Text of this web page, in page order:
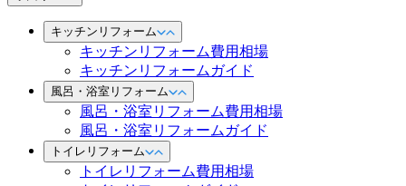
キッチンリフォーム
キッチンリフォーム費用相場
キッチンリフォームガイド
風呂・浴室リフォーム
風呂・浴室リフォーム費用相場
風呂・浴室リフォームガイド
トイレリフォーム
トイレリフォーム費用相場